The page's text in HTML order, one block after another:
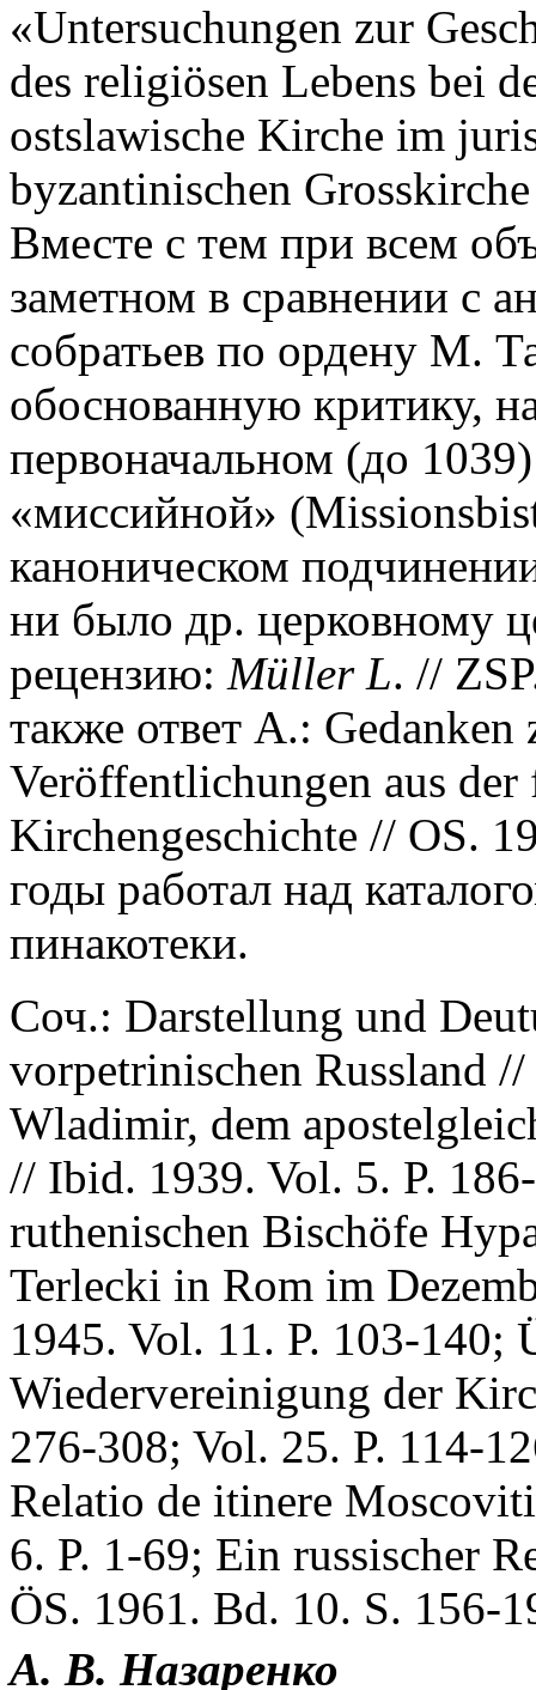
«Untersuchungen zur
des religiösen Lebens bei
ostslawische Kirche im
byzantinischen
Вместе с тем при всем
заметном в сравнении с
собратьев по ордену М.
обоснованную критику,
первоначальном (до
«миссийной»
каноническом
ни было др. церковному
рецензию: Müller L. //
также ответ А.: Gedanken
Veröffentlichungen aus der
Kirchengeschichte // OS.
годы работал над
пинакотеки.
Соч.: Darstellung und
vorpetrinischen Russland
Wladimir, dem
// Ibid. 1939. Vol. 5. P.
ruthenischen Bischöfe
Terlecki in Rom im
1945. Vol. 11. P. 103-140;
Wiedervereinigung der
276-308; Vol. 25. P. 114-
Relatio de itinere
6. P. 1-69; Ein russischer
ÖS. 1961. Bd. 10. S. 156-
А. В. Назаренко